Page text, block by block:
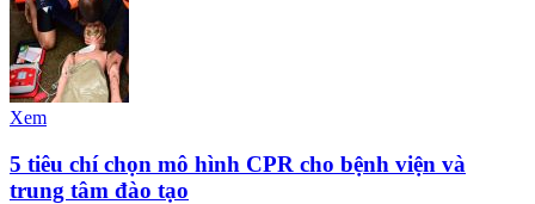
Xem
5 tiêu chí chọn mô hình CPR cho bệnh viện và
trung tâm đào tạo